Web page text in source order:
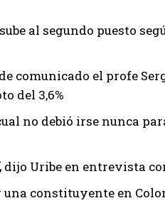
al segundo puesto
comunicado el profe
del 3,6%
no debió irse nunca
dijo Uribe en entrevista
constituyente en